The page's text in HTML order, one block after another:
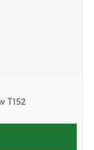
T152